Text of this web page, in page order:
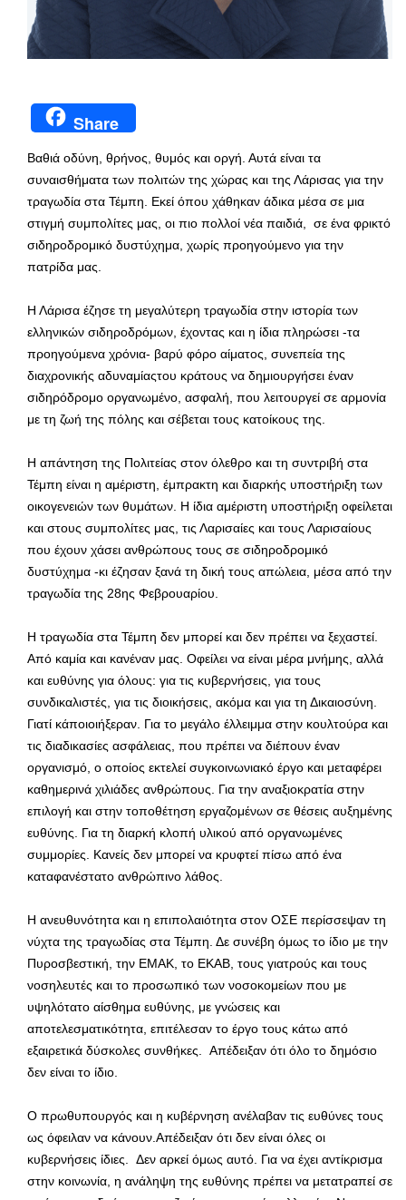
Share
Βαθιά οδύνη, θρήνος, θυμός και οργή. Αυτά είναι τα
συναισθήματα των πολιτών της χώρας και της Λάρισας για την
τραγωδία στα Τέμπη. Εκεί όπου χάθηκαν άδικα μέσα σε μια
στιγμή συμπολίτες μας, οι πιο πολλοί νέα παιδιά, σε ένα φρικτό
σιδηροδρομικό δυστύχημα, χωρίς προηγούμενο για την
πατρίδα μας.
Η Λάρισα έζησε τη μεγαλύτερη τραγωδία στην ιστορία των
ελληνικών σιδηροδρόμων, έχοντας και η ίδια πληρώσει -τα
προηγούμενα χρόνια- βαρύ φόρο αίματος, συνεπεία της
διαχρονικής αδυναμίαςτου κράτους να δημιουργήσει έναν
σιδηρόδρομο οργανωμένο, ασφαλή, που λειτουργεί σε αρμονία
με τη ζωή της πόλης και σέβεται τους κατοίκους της.
Η απάντηση της Πολιτείας στον όλεθρο και τη συντριβή στα
Τέμπη είναι η αμέριστη, έμπρακτη και διαρκής υποστήριξη των
οικογενειών των θυμάτων. Η ίδια αμέριστη υποστήριξη οφείλεται
και στους συμπολίτες μας, τις Λαρισαίες και τους Λαρισαίους
που έχουν χάσει ανθρώπους τους σε σιδηροδρομικό
δυστύχημα -κι έζησαν ξανά τη δική τους απώλεια, μέσα από την
τραγωδία της 28ης Φεβρουαρίου.
Η τραγωδία στα Τέμπη δεν μπορεί και δεν πρέπει να ξεχαστεί.
Από καμία και κανέναν μας. Οφείλει να είναι μέρα μνήμης, αλλά
και ευθύνης για όλους: για τις κυβερνήσεις, για τους
συνδικαλιστές, για τις διοικήσεις, ακόμα και για τη Δικαιοσύνη.
Γιατί κάποιοιήξεραν. Για το μεγάλο έλλειμμα στην κουλτούρα και
τις διαδικασίες ασφάλειας, που πρέπει να διέπουν έναν
οργανισμό, ο οποίος εκτελεί συγκοινωνιακό έργο και μεταφέρει
καθημερινά χιλιάδες ανθρώπους. Για την αναξιοκρατία στην
επιλογή και στην τοποθέτηση εργαζομένων σε θέσεις αυξημένης
ευθύνης. Για τη διαρκή κλοπή υλικού από οργανωμένες
συμμορίες. Κανείς δεν μπορεί να κρυφτεί πίσω από ένα
καταφανέστατο ανθρώπινο λάθος.
Η ανευθυνότητα και η επιπολαιότητα στον ΟΣΕ περίσσεψαν τη
νύχτα της τραγωδίας στα Τέμπη. Δε συνέβη όμως το ίδιο με την
Πυροσβεστική, την ΕΜΑΚ, το ΕΚΑΒ, τους γιατρούς και τους
νοσηλευτές και το προσωπικό των νοσοκομείων που με
υψηλότατο αίσθημα ευθύνης, με γνώσεις και
αποτελεσματικότητα, επιτέλεσαν το έργο τους κάτω από
εξαιρετικά δύσκολες συνθήκες. Απέδειξαν ότι όλο το δημόσιο
δεν είναι το ίδιο.
Ο πρωθυπουργός και η κυβέρνηση ανέλαβαν τις ευθύνες τους
ως όφειλαν να κάνουν.Απέδειξαν ότι δεν είναι όλες οι
κυβερνήσεις ίδιες. Δεν αρκεί όμως αυτό. Για να έχει αντίκρισμα
στην κοινωνία, η ανάληψη της ευθύνης πρέπει να μετατραπεί σε